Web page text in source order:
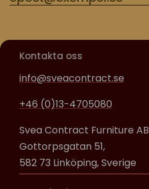
Kontakta oss
info@sveacontract.se
+46 (0)13-4705080
Svea Contract Furniture AB
Gottorpsgatan 51,
582 73 Linköping, Sverige